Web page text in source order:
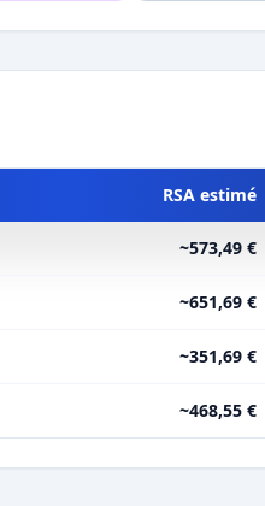
RSA estimé
~573,49 €
~651,69 €
~351,69 €
~468,55 €